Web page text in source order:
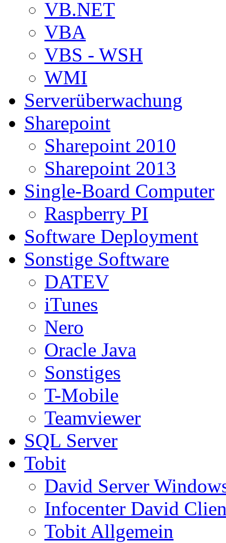
VB.NET
VBA
VBS - WSH
WMI
Serverüberwachung
Sharepoint
Sharepoint 2010
Sharepoint 2013
Single-Board Computer
Raspberry PI
Software Deployment
Sonstige Software
DATEV
iTunes
Nero
Oracle Java
Sonstiges
T-Mobile
Teamviewer
SQL Server
Tobit
David Server
Infocenter David
Tobit Allgemein